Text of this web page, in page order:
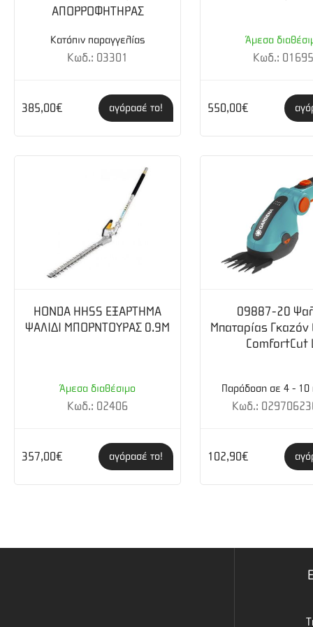
Κατασκευαστής κινητήρα: Husqvarna
Τεχνικά χαρακτηριστικά
Ισχύς (kW):2,2
Θέσεις ρύθμισης χειρολαβής:
ΑΠΟΡΡΟΦΗΤΗΡΑΣ
Κατόπιν παραγγελίας
Κωδ.: 03301
385,00€ αγόρασέ το!
Άμεσα
Κωδ.: 01695
550,00€
HONDA HHSS ΕΞΑΡΤΗΜΑ
ΨΑΛΙΔΙ ΜΠΟΡΝΤΟΥΡΑΣ 0.9Μ
Άμεσα διαθέσιμο
Κωδ.: 02406
357,00€ αγόρασέ το!
09887-20
Μπαταρίας Γκαζόν
ComfortCut
Παράδοση σε 4 - 10
Κωδ.:
102,90€